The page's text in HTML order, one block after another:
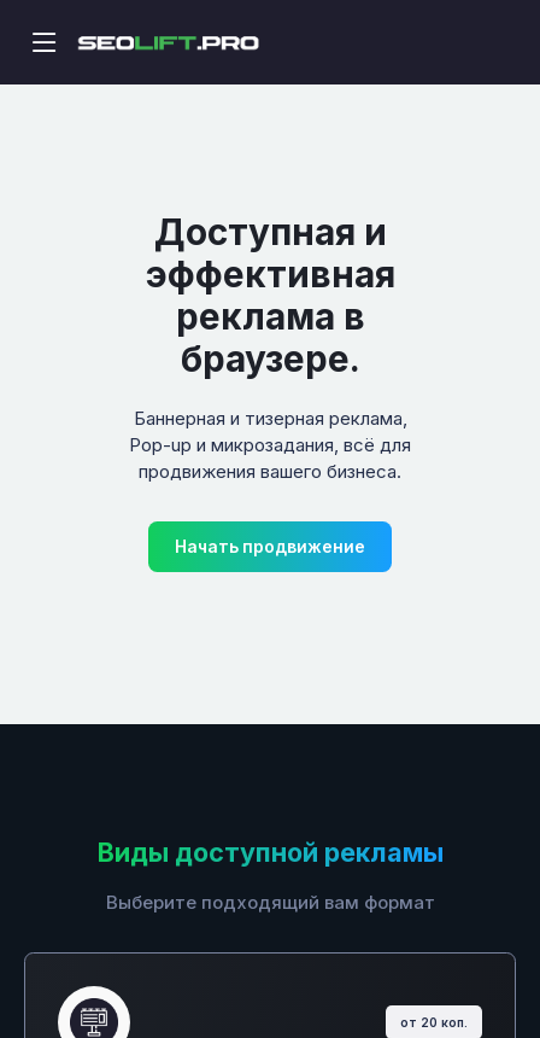
Доступная и
эффективная
реклама в
браузере.
Баннерная и тизерная реклама,
Pop-up и микрозадания, всё для
продвижения вашего бизнеса.
Начать продвижение
Виды доступной рекламы
Выберите подходящий вам формат
от 20 коп.